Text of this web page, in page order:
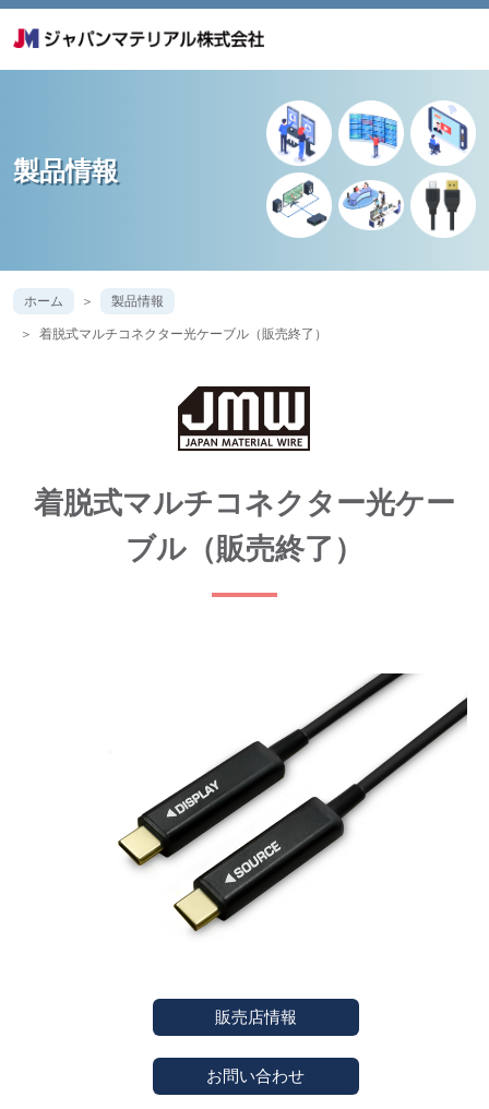
製品情報
ホーム
製品情報
着脱式マルチコネクター光ケーブル（販売終了）
着脱式マルチコネクター光ケー
ブル（販売終了）
販売店情報
お問い合わせ